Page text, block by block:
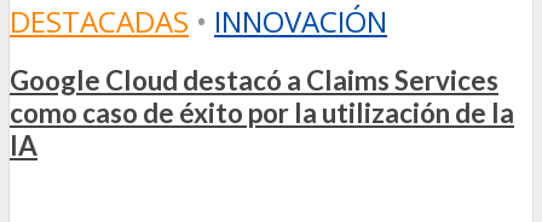
DESTACADAS • INNOVACIÓN
Google Cloud destacó a Claims Services
como caso de éxito por la utilización de la
IA